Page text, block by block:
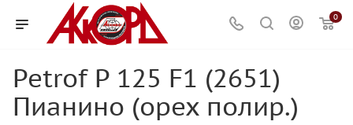
0
Petrof P 125 F1 (2651)
Пианино (орех полир.)